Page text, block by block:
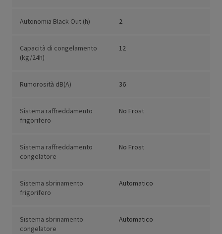
Autonomia Black-Out (h) 2
Capacità di congelamento
(kg/24h)
12
Rumorosità dB(A) 36
Sistema raffreddamento
frigorifero
No Frost
Sistema raffreddamento
congelatore
No Frost
Sistema sbrinamento
frigorifero
Automatico
Sistema sbrinamento
congelatore
Automatico